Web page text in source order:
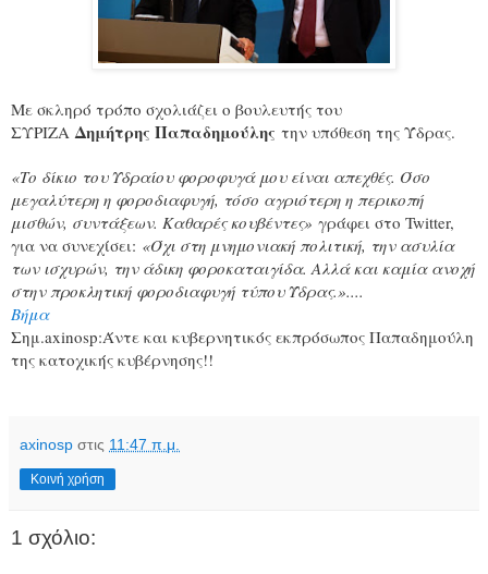
Με σκληρό τρόπο σχολιάζει ο βουλευτής του
ΣΥΡΙΖΑ Δημήτρης Παπαδημούλης την υπόθεση της Ύδρας.
«Το δίκιο του Υδραίου φοροφυγά μου είναι απεχθές. Όσο
μεγαλύτερη η φοροδιαφυγή, τόσο αγριότερη η περικοπή
μισθών, συντάξεων. Καθαρές κουβέντες» γράφει στο Twitter,
για να συνεχίσει: «Όχι στη μνημονιακή πολιτική, την ασυλία
των ισχυρών, την άδικη φοροκαταιγίδα. Αλλά και καμία ανοχή
στην προκλητική φοροδιαφυγή τύπου Ύδρας.»....
Βήμα
Σημ.axinosp:Άντε και κυβερνητικός εκπρόσωπος Παπαδημούλη
της κατοχικής κυβέρνησης!!
axinosp στις 11:47 π.μ.
Κοινή χρήση
1 σχόλιο: